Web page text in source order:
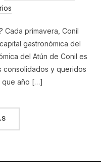
Cada primavera, Conil
gastronómica del
del Atún de Conil es
consolidados y queridos
que año […]